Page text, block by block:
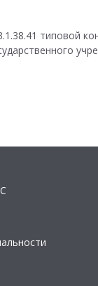
типовой